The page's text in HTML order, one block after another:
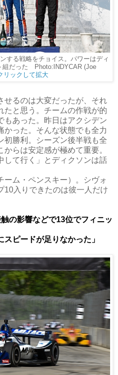
する戦略をチョイス。パワーはディ
組だった Photo:INDYCAR (Joe
リックして拡大
るのは大変だったが、それ
たと思う。チームの作戦が的
もあった。昨日はアクシデン
かった。そんな状態でも全力
初勝利。シーズン後半戦も全
らは安定感が極めて重要。
して行く」とディクソンは話
ム・ペンスキー）。シヴォ
10入りできたのは彼一人だけ
の影響などで13位でフィニッ
スピードが足りなかった」